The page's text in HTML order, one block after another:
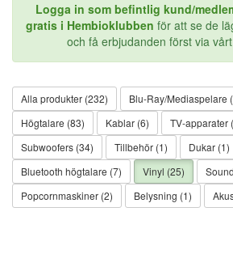
Logga in som befintlig kund/
gratis i Hembioklubben för att se de
och få erbjudanden först via
Alla produkter (232) Blu-Ray/Mediaspelare
Högtalare (83)
Kablar (6) TV-apparater
Subwoofers (34)
Tillbehör (1) Dukar (1)
Bluetooth högtalare (7)
Vinyl (25)
Popcornmaskiner (2)
Belysning (1)